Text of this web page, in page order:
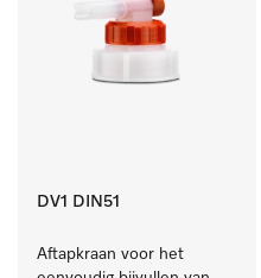
DV1 DIN51
Aftapkraan voor het